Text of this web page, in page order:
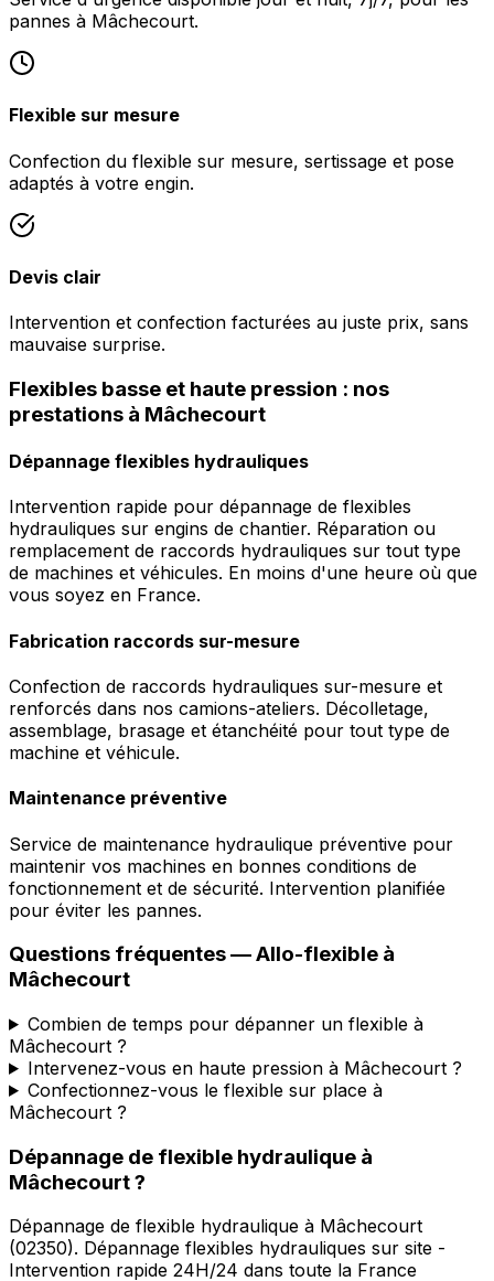
pannes à Mâchecourt.
Flexible sur mesure
Confection du flexible sur mesure, sertissage et pose
adaptés à votre engin.
Devis clair
Intervention et confection facturées au juste prix, sans
mauvaise surprise.
Flexibles basse et haute pression : nos
prestations à Mâchecourt
Dépannage flexibles hydrauliques
Intervention rapide pour dépannage de flexibles
hydrauliques sur engins de chantier. Réparation ou
remplacement de raccords hydrauliques sur tout type
de machines et véhicules. En moins d'une heure où que
vous soyez en France.
Fabrication raccords sur-mesure
Confection de raccords hydrauliques sur-mesure et
renforcés dans nos camions-ateliers. Décolletage,
assemblage, brasage et étanchéité pour tout type de
machine et véhicule.
Maintenance préventive
Service de maintenance hydraulique préventive pour
maintenir vos machines en bonnes conditions de
fonctionnement et de sécurité. Intervention planifiée
pour éviter les pannes.
Questions fréquentes —Allo-flexible à
Mâchecourt
Combien de temps pour dépanner un flexible à
Mâchecourt ?
Intervenez-vous en haute pression à Mâchecourt ?
Confectionnez-vous le flexible sur place à
Mâchecourt ?
Dépannage de flexible hydraulique à
Mâchecourt?
Dépannage de flexible hydraulique à Mâchecourt
(02350). Dépannage flexibles hydrauliques sur site -
Intervention rapide 24H/24 dans toute la France